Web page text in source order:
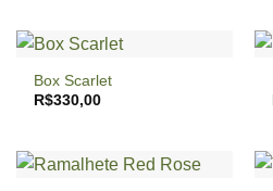
Box Scarlet
R$330,00